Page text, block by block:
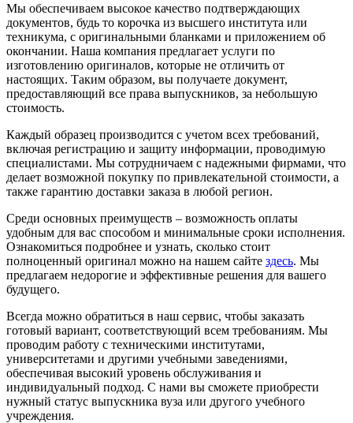
Мы обеспечиваем высокое качество подтверждающих
документов, будь то корочка из высшего института или
техникума, с оригинальными бланками и приложением об
окончании. Наша компания предлагает услуги по
изготовлению оригиналов, которые не отличить от
настоящих. Таким образом, вы получаете документ,
предоставляющий все права выпускников, за небольшую
стоимость.
Каждый образец производится с учетом всех требований,
включая регистрацию и защиту информации, проводимую
специалистами. Мы сотрудничаем с надежными фирмами, что
делает возможной покупку по привлекательной стоимости, а
также гарантию доставки заказа в любой регион.
Среди основных преимуществ – возможность оплаты
удобным для вас способом и минимальные сроки исполнения.
Ознакомиться подробнее и узнать, сколько стоит
полноценный оригинал можно на нашем сайте здесь. Мы
предлагаем недорогие и эффективные решения для вашего
будущего.
Всегда можно обратиться в наш сервис, чтобы заказать
готовый вариант, соответствующий всем требованиям. Мы
проводим работу с техническими институтами,
университетами и другими учебными заведениями,
обеспечивая высокий уровень обслуживания и
индивидуальный подход. С нами вы сможете приобрести
нужный статус выпускника вуза или другого учебного
учреждения.